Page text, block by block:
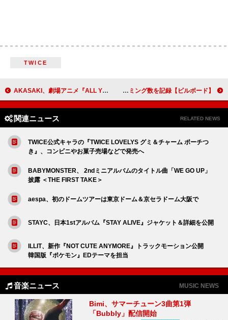
TWICE
AKASAKI、劇場アニメ『ALL YOU NEED IS KILL』主題歌の新曲「連れてって」配信リリース 【ビルボード】RADWIMPSのトリビュートアルバム『Dear Jubilee -RADWIMPS TRIBUTE-』が総合アルバム首位 歴代最多のストリーミング数を記録
関連ニュース RELATED NEWS
TWICE公式キャラの『TWICE LOVELYS グミ＆チャーム ポーチつ
き』、コンビニやお菓子売場などで発売へ
BABYMONSTER、 2ndミニアルバムのタイトル曲「WE GO UP」
披露 ＜THE FIRST TAKE＞
aespa、初のドームツアーは東京ドーム＆京セラドーム大阪で
STAYC、日本1stアルバム『STAY ALIVE』ジャケット＆詳細を公開
ILLIT、新作『NOT CUTE ANYMORE』トラックモーション公開
韓国版『ポケモン』EDテーマを担当
音楽ニュース MUSIC NEWS
Bimi、サマーチューン3曲第1弾
「Bubbly」配信開始